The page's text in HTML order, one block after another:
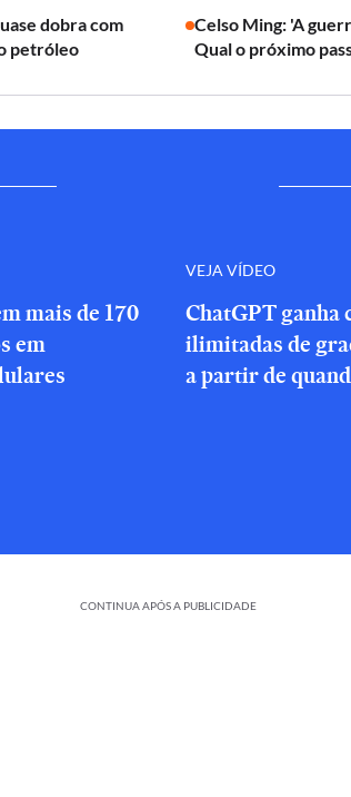
dobra com
petróleo
Celso Ming: 'A
Qual o próximo
mais de 170
em
VEJA VÍDEO
ChatGPT ganha
ilimitadas de
a partir de
CONTINUA APÓS A PUBLICIDADE